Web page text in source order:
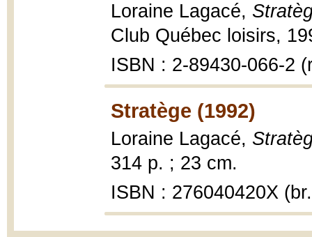
Loraine Lagacé,
Club Québec loisirs,
ISBN : 2-89430-066-2
Stratège (1992)
Loraine Lagacé,
314 p. ; 23 cm.
ISBN : 276040420X